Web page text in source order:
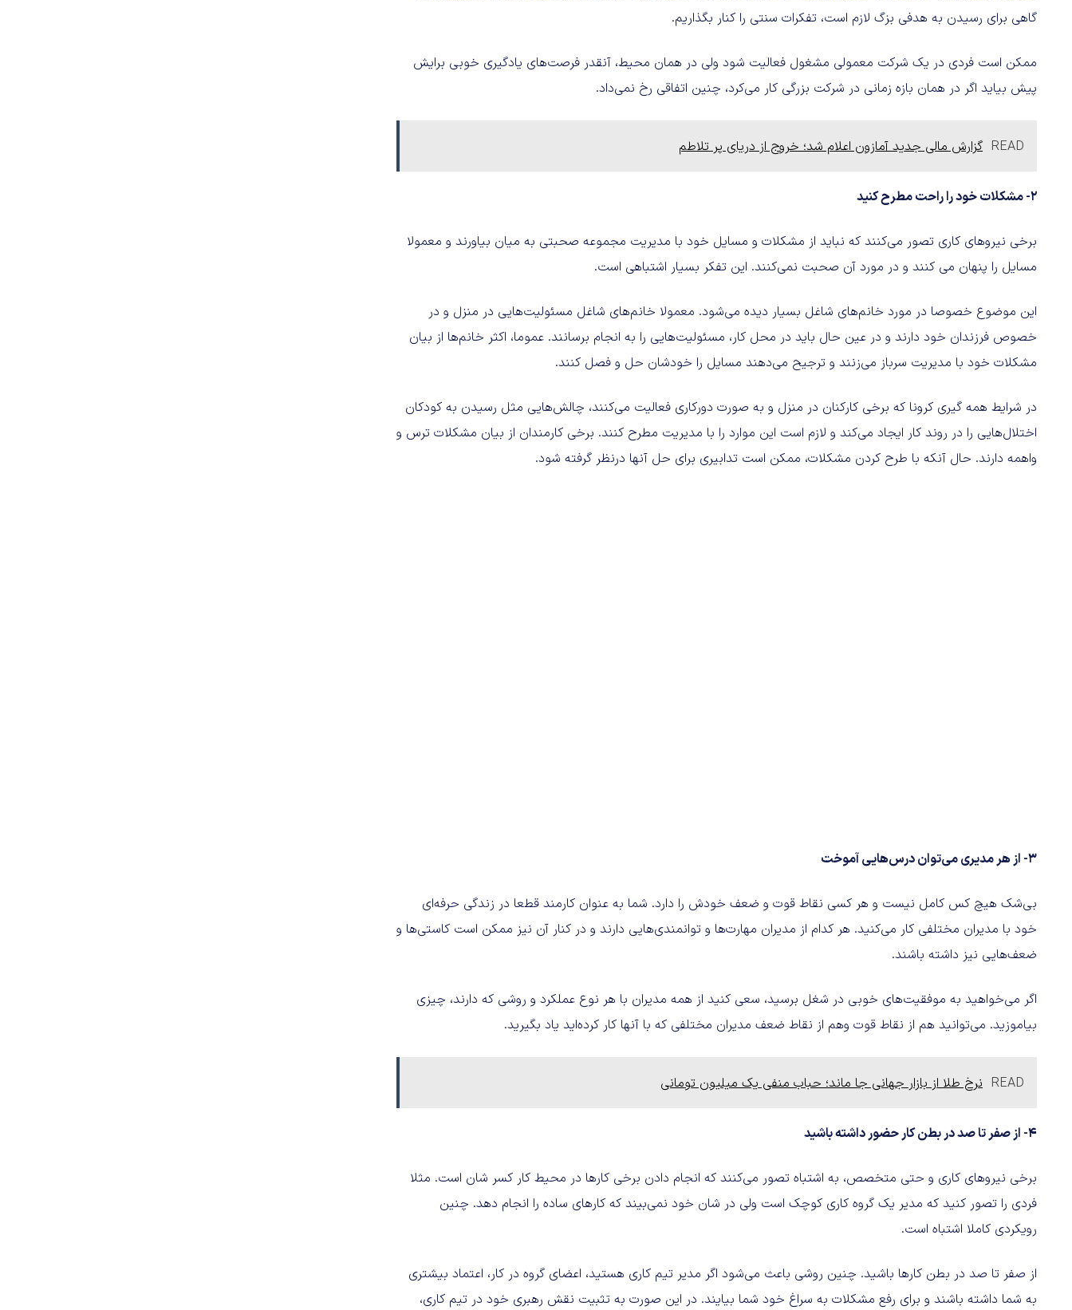
گاهی برای رسیدن به هدفی بزگ لازم است، تفکرات سنتی را کنار بگذاریم.
ممکن است فردی در یک شرکت معمولی مشغول فعالیت شود ولی در همان محیط، آنقدر فرصت‌های یادگیری خوبی برایش
پیش بیاید اگر در همان بازه زمانی در شرکت بزرگی کار می‌کرد، چنین اتفاقی رخ نمی‌داد.
READ گزارش مالی جدید آمازون اعلام شد؛ خروج از دریای پر تلاطم
2- مشکلات خود را راحت مطرح کنید
برخی نیروهای کاری تصور می‌کنند که نباید از مشکلات و مسایل خود با مدیریت مجموعه صحبتی به میان بیاورند و معمولا
مسایل را پنهان می کنند و در مورد آن صحبت نمی‌کنند. این تفکر بسیار اشتباهی است.
این موضوع خصوصا در مورد خانم‌های شاغل بسیار دیده می‌شود. معمولا خانم‌های شاغل مسئولیت‌هایی در منزل و در
خصوص فرزندان خود دارند و در عین حال باید در محل کار، مسئولیت‌هایی را به انجام برسانند. عموما، اکثر خانم‌ها از بیان
مشکلات خود با مدیریت سرباز می‌زنند و ترجیح می‌دهند مسایل را خودشان حل و فصل کنند.
در شرایط همه گیری کرونا که برخی کارکنان در منزل و به صورت دورکاری فعالیت می‌کنند، چالش‌هایی مثل رسیدن به کودکان
اختلال‌هایی را در روند کار ایجاد می‌کند و لازم است این موارد را با مدیریت مطرح کنند. برخی کارمندان از بیان مشکلات ترس و
واهمه دارند. حال آنکه با طرح کردن مشکلات، ممکن است تدابیری برای حل آنها درنظر گرفته شود.
3- از هر مدیری می‌توان در‌س‌هایی آموخت
بی‌شک هیچ کس کامل نیست و هر کسی نقاط قوت و ضعف خودش را دارد. شما به عنوان کارمند قطعا در زندگی حرفه‌ای
خود با مدیران مختلفی کار می‌کنید. هر کدام از مدیران مهارت‌ها و توانمندی‌هایی دارند و در کنار آن نیز ممکن است کاستی‌ها و
ضعف‌هایی نیز داشته باشند.
اگر می‌خواهید به موفقیت‌های خوبی در شغل برسید، سعی کنید از همه مدیران با هر نوع عملکرد و روشی که دارند، چیزی
بیاموزید. می‌توانید هم از نقاط قوت وهم از نقاط ضعف مدیران مختلفی که با آنها کار کرده‌اید یاد بگیرید.
READ نرخ طلا از بازار جهانی جا ماند؛ حباب منفی یک میلیون تومانی
4- از صفر تا صد در بطن کار حضور داشته باشید
برخی نیروهای کاری و حتی متخصص، به اشتباه تصور می‌کنند که انجام دادن برخی کارها در محیط کار کسر شان است. مثلا
فردی را تصور کنید که مدیر یک گروه کاری کوچک است ولی در شان خود نمی‌بیند که کارهای ساده را انجام دهد. چنین
رویکردی کاملا اشتباه است.
از صفر تا صد در بطن کارها باشید. چنین روشی باعث می‌شود اگر مدیر تیم کاری هستید، اعضای گروه در کار، اعتماد بیشتری
به شما داشته باشند و برای رفع مشکلات به سراغ خود شما بیایند. در این صورت به تثبیت نقش رهبری خود در تیم کاری،